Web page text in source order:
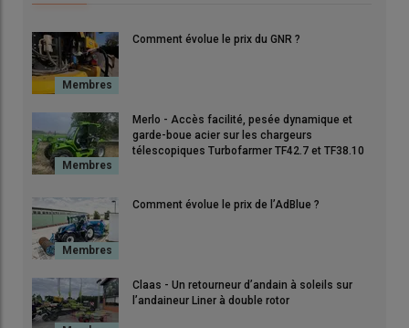
Comment évolue le prix du GNR ?
Merlo - Accès facilité, pesée dynamique et
garde-boue acier sur les chargeurs
télescopiques Turbofarmer TF42.7 et TF38.10
Comment évolue le prix de l’AdBlue ?
Claas - Un retourneur d’andain à soleils sur
l’andaineur Liner à double rotor